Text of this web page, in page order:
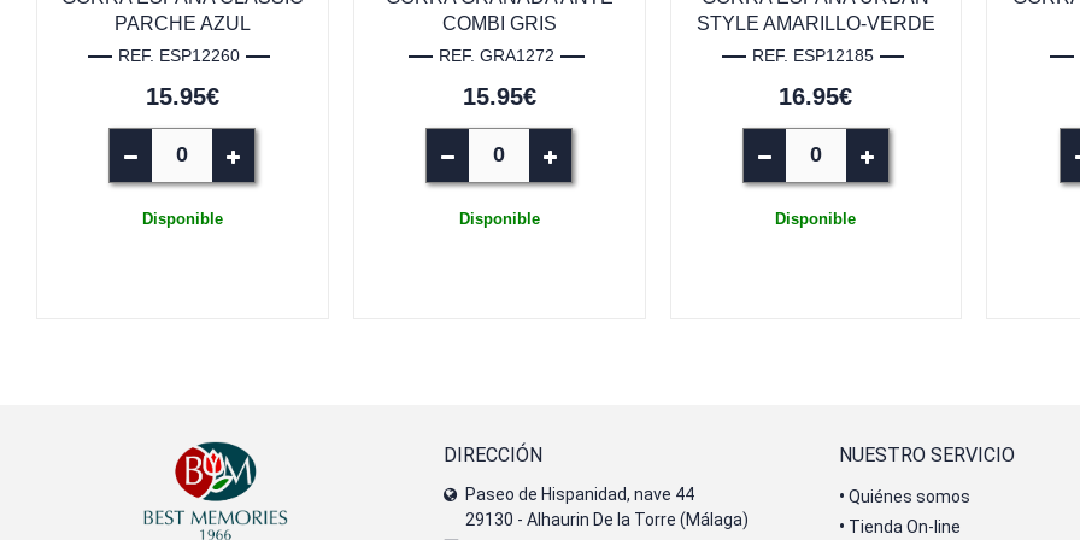
PARCHE AZUL
REF. ESP12260
15.95€
Disponible
COMBI GRIS
REF. GRA1272
15.95€
Disponible
STYLE AMARILLO-VERDE
REF. ESP12185
16.95€
Disponible
DIRECCIÓN
Paseo de Hispanidad, nave 44
29130 - Alhaurin De la Torre (Málaga)
NUESTRO SERVICIO
• Quiénes somos
• Tienda On-line